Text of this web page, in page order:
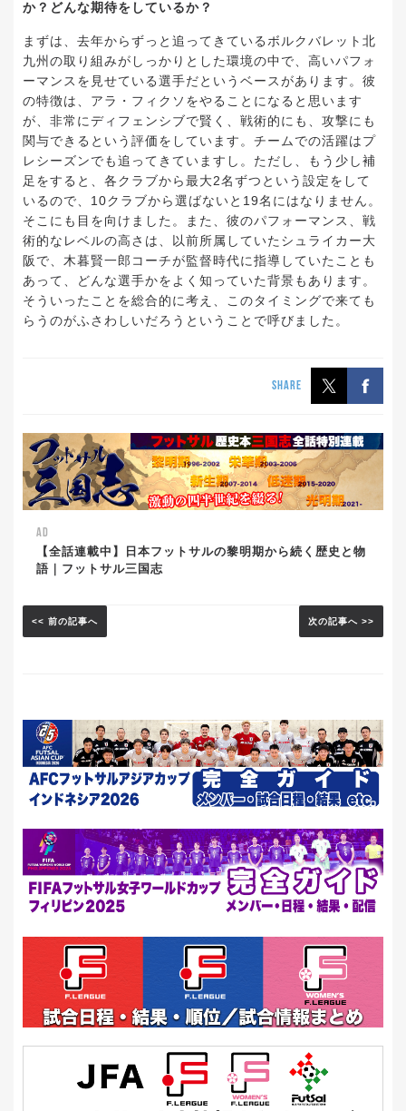
か？どんな期待をしているか？
まずは、去年からずっと追ってきているボルクバレット北
九州の取り組みがしっかりとした環境の中で、高いパフォ
ーマンスを見せている選手だというベースがあります。彼
の特徴は、アラ・フィクソをやることになると思います
が、非常にディフェンシブで賢く、戦術的にも、攻撃にも
関与できるという評価をしています。チームでの活躍はプ
レシーズンでも追ってきていますし。ただし、もう少し補
足をすると、各クラブから最大2名ずつという設定をして
いるので、10クラブから選ばないと19名にはなりません。
そこにも目を向けました。また、彼のパフォーマンス、戦
術的なレベルの高さは、以前所属していたシュライカー大
阪で、木暮賢一郎コーチが監督時代に指導していたことも
あって、どんな選手かをよく知っていた背景もあります。
そういったことを総合的に考え、このタイミングで来ても
らうのがふさわしいだろうということで呼びました。
SHARE
AD
【全話連載中】日本フットサルの黎明期から続く歴史と物
語｜フットサル三国志
<< 前の記事へ 次の記事へ >>